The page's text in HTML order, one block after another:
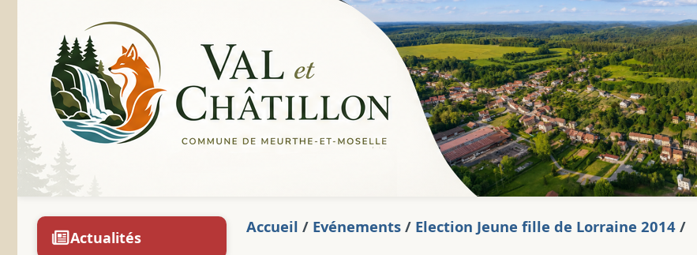
Actualités
Accueil / Evénements / Election Jeune fille de Lorraine 2014 /